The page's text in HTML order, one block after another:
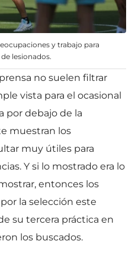
y trabajo para
lesionados.
no suelen filtrar
vista para el ocasional
por debajo de la
muestran los
muy útiles para
Y si lo mostrado era lo
entonces los
la selección este
su tercera práctica en
los buscados.